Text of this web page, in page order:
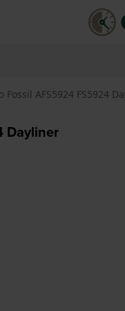
Fossil AFS5924 FS5924
Dayliner